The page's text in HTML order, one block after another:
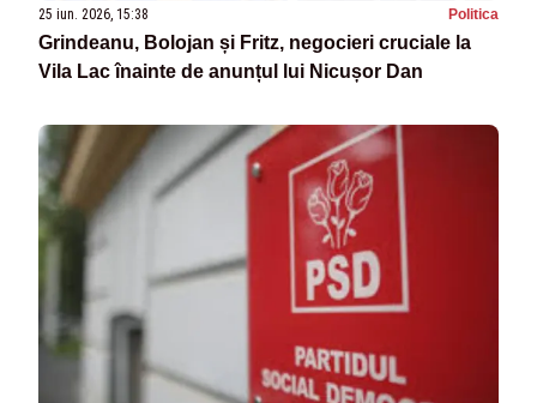
25 iun. 2026, 15:38 Politica
Grindeanu, Bolojan și Fritz, negocieri cruciale la
Vila Lac înainte de anunțul lui Nicușor Dan